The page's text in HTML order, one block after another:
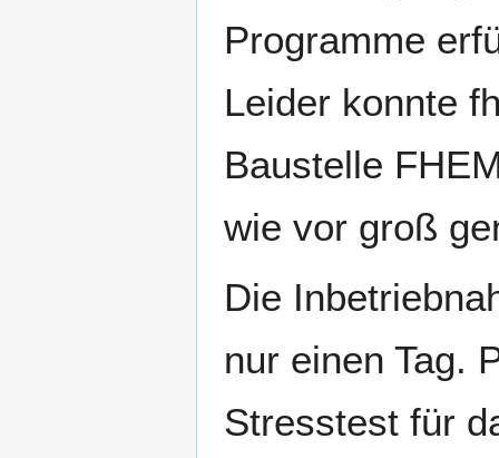
Programme
Leider konnte
Baustelle
wie vor groß
Die
nur einen Tag.
Stresstest für